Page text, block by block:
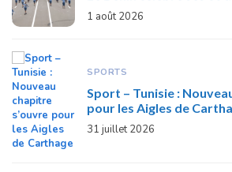
1 août 2026
SPORTS
Sport – Tunisie :
pour les Aigles de
31 juillet 2026